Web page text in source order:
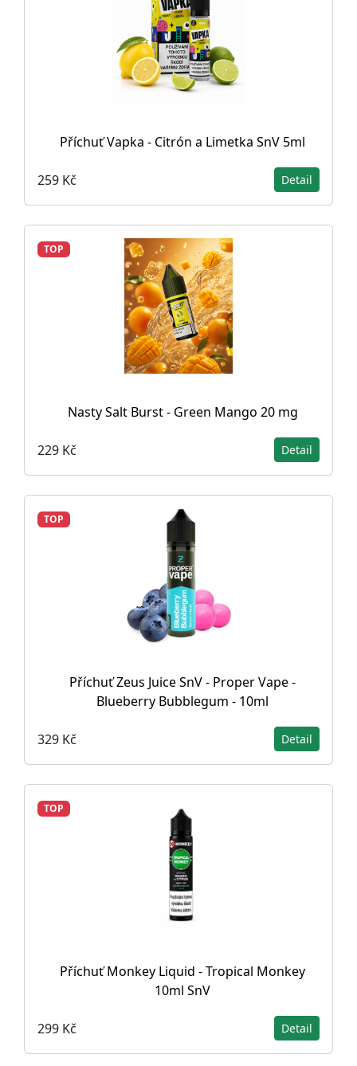
Příchuť Vapka - Citrón a Limetka SnV 5ml
259 Kč Detail
TOP
Nasty Salt Burst - Green Mango 20 mg
229 Kč Detail
TOP
Příchuť Zeus Juice SnV - Proper Vape -
Blueberry Bubblegum - 10ml
329 Kč Detail
TOP
Příchuť Monkey Liquid - Tropical Monkey
10ml SnV
299 Kč Detail